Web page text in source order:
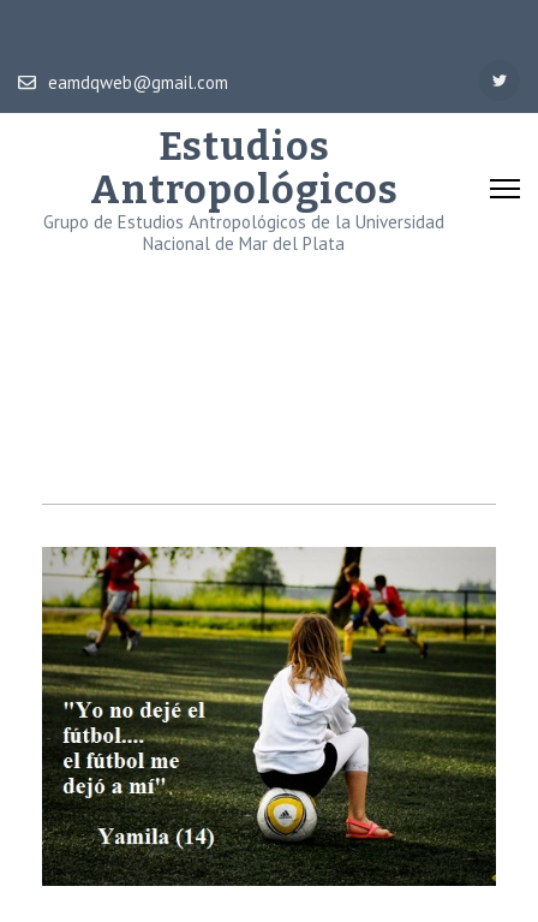
eamdqweb@gmail.com
Estudios
Antropológicos
Grupo de Estudios Antropológicos de la Universidad
Nacional de Mar del Plata